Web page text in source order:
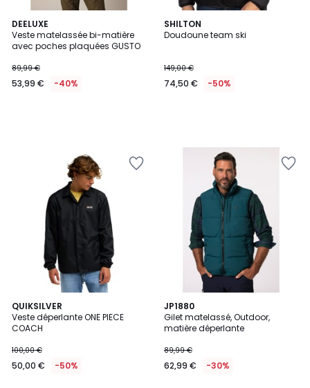
DEELUXE
Veste matelassée bi-matière
avec poches plaquées GUSTO
89,99 €
53,99 € -40%
SHILTON
Doudoune team ski
149,00 €
74,50 € -50%
QUIKSILVER
Veste déperlante ONE PIECE
COACH
100,00 €
50,00 € -50%
JP1880
Gilet matelassé, Outdoor,
matière déperlante
89,99 €
62,99 € -30%